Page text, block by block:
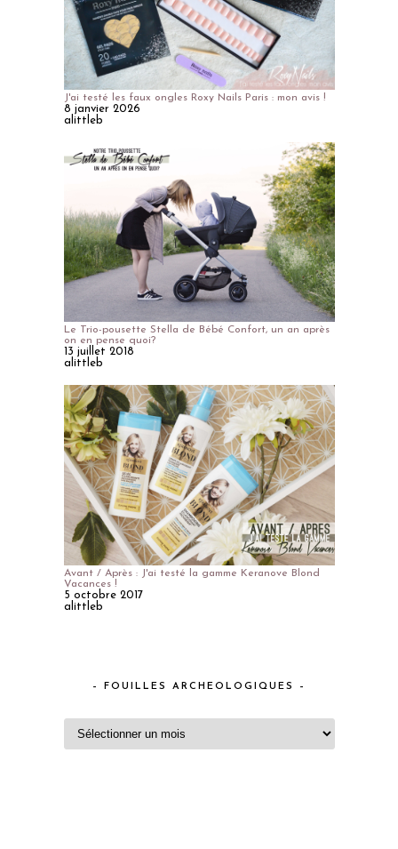
J'ai testé les faux ongles Roxy Nails Paris : mon avis !
8 janvier 2026
alittleb
Le Trio-pousette Stella de Bébé Confort, un an après
on en pense quoi?
13 juillet 2018
alittleb
Avant / Après : J'ai testé la gamme Keranove Blond
Vacances !
5 octobre 2017
alittleb
– FOUILLES ARCHEOLOGIQUES –